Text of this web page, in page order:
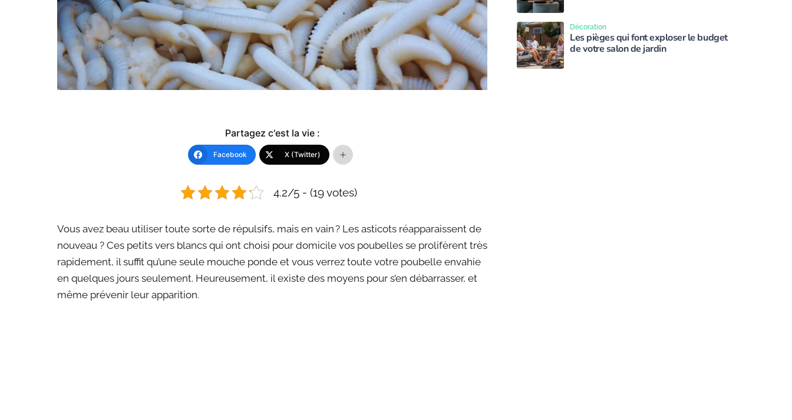
Partagez c'est la vie :
Facebook X (Twitter)
4.2/5 - (19 votes)
Vous avez beau utiliser toute sorte de répulsifs, mais en vain ? Les asticots réapparaissent de
nouveau ? Ces petits vers blancs qui ont choisi pour domicile vos poubelles se prolifèrent très
rapidement, il suffit qu’une seule mouche ponde et vous verrez toute votre poubelle envahie
en quelques jours seulement. Heureusement, il existe des moyens pour s’en débarrasser, et
même prévenir leur apparition.
Les pièges qui font exploser le budget
de votre salon de jardin
Décoration